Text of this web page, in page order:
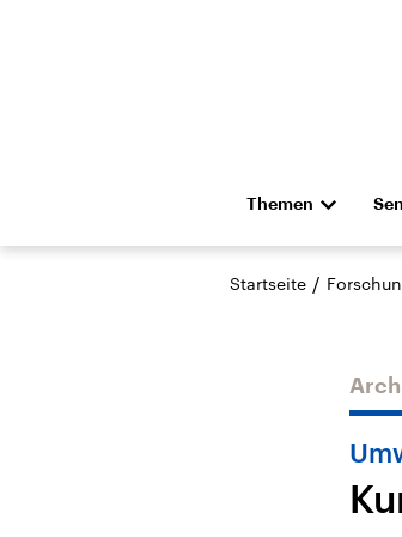
Themen
Die Nachrichten
Hörspiel und
Startseite /